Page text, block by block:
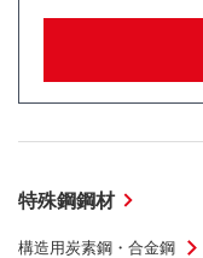
特殊鋼鋼材
構造用炭素鋼・合金鋼